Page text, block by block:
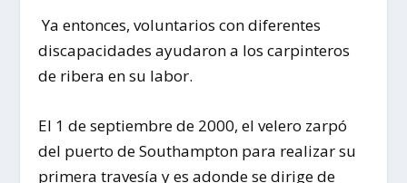
Ya entonces, voluntarios con diferentes
discapacidades ayudaron a los carpinteros
de ribera en su labor.
El 1 de septiembre de 2000, el velero zarpó
del puerto de Southampton para realizar su
primera travesía y es adonde se dirige de